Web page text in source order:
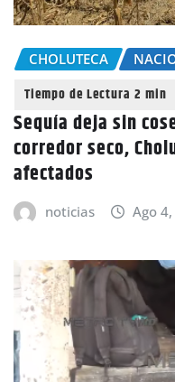
CHOLUTECA
Sequía deja sin
corredor seco,
afectados
noticias Ago